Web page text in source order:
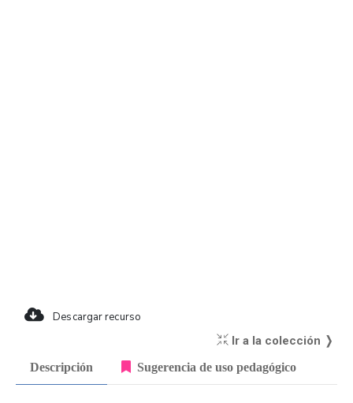
Descargar recurso
Ir a la colección ❭
Descripción Sugerencia de uso pedagógico